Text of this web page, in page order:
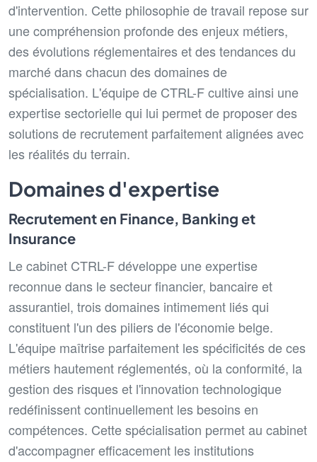
d'intervention. Cette philosophie de travail repose sur
une compréhension profonde des enjeux métiers,
des évolutions réglementaires et des tendances du
marché dans chacun des domaines de
spécialisation. L'équipe de CTRL-F cultive ainsi une
expertise sectorielle qui lui permet de proposer des
solutions de recrutement parfaitement alignées avec
les réalités du terrain.
Domaines d'expertise
Recrutement en Finance, Banking et
Insurance
Le cabinet CTRL-F développe une expertise
reconnue dans le secteur financier, bancaire et
assurantiel, trois domaines intimement liés qui
constituent l'un des piliers de l'économie belge.
L'équipe maîtrise parfaitement les spécificités de ces
métiers hautement réglementés, où la conformité, la
gestion des risques et l'innovation technologique
redéfinissent continuellement les besoins en
compétences. Cette spécialisation permet au cabinet
d'accompagner efficacement les institutions